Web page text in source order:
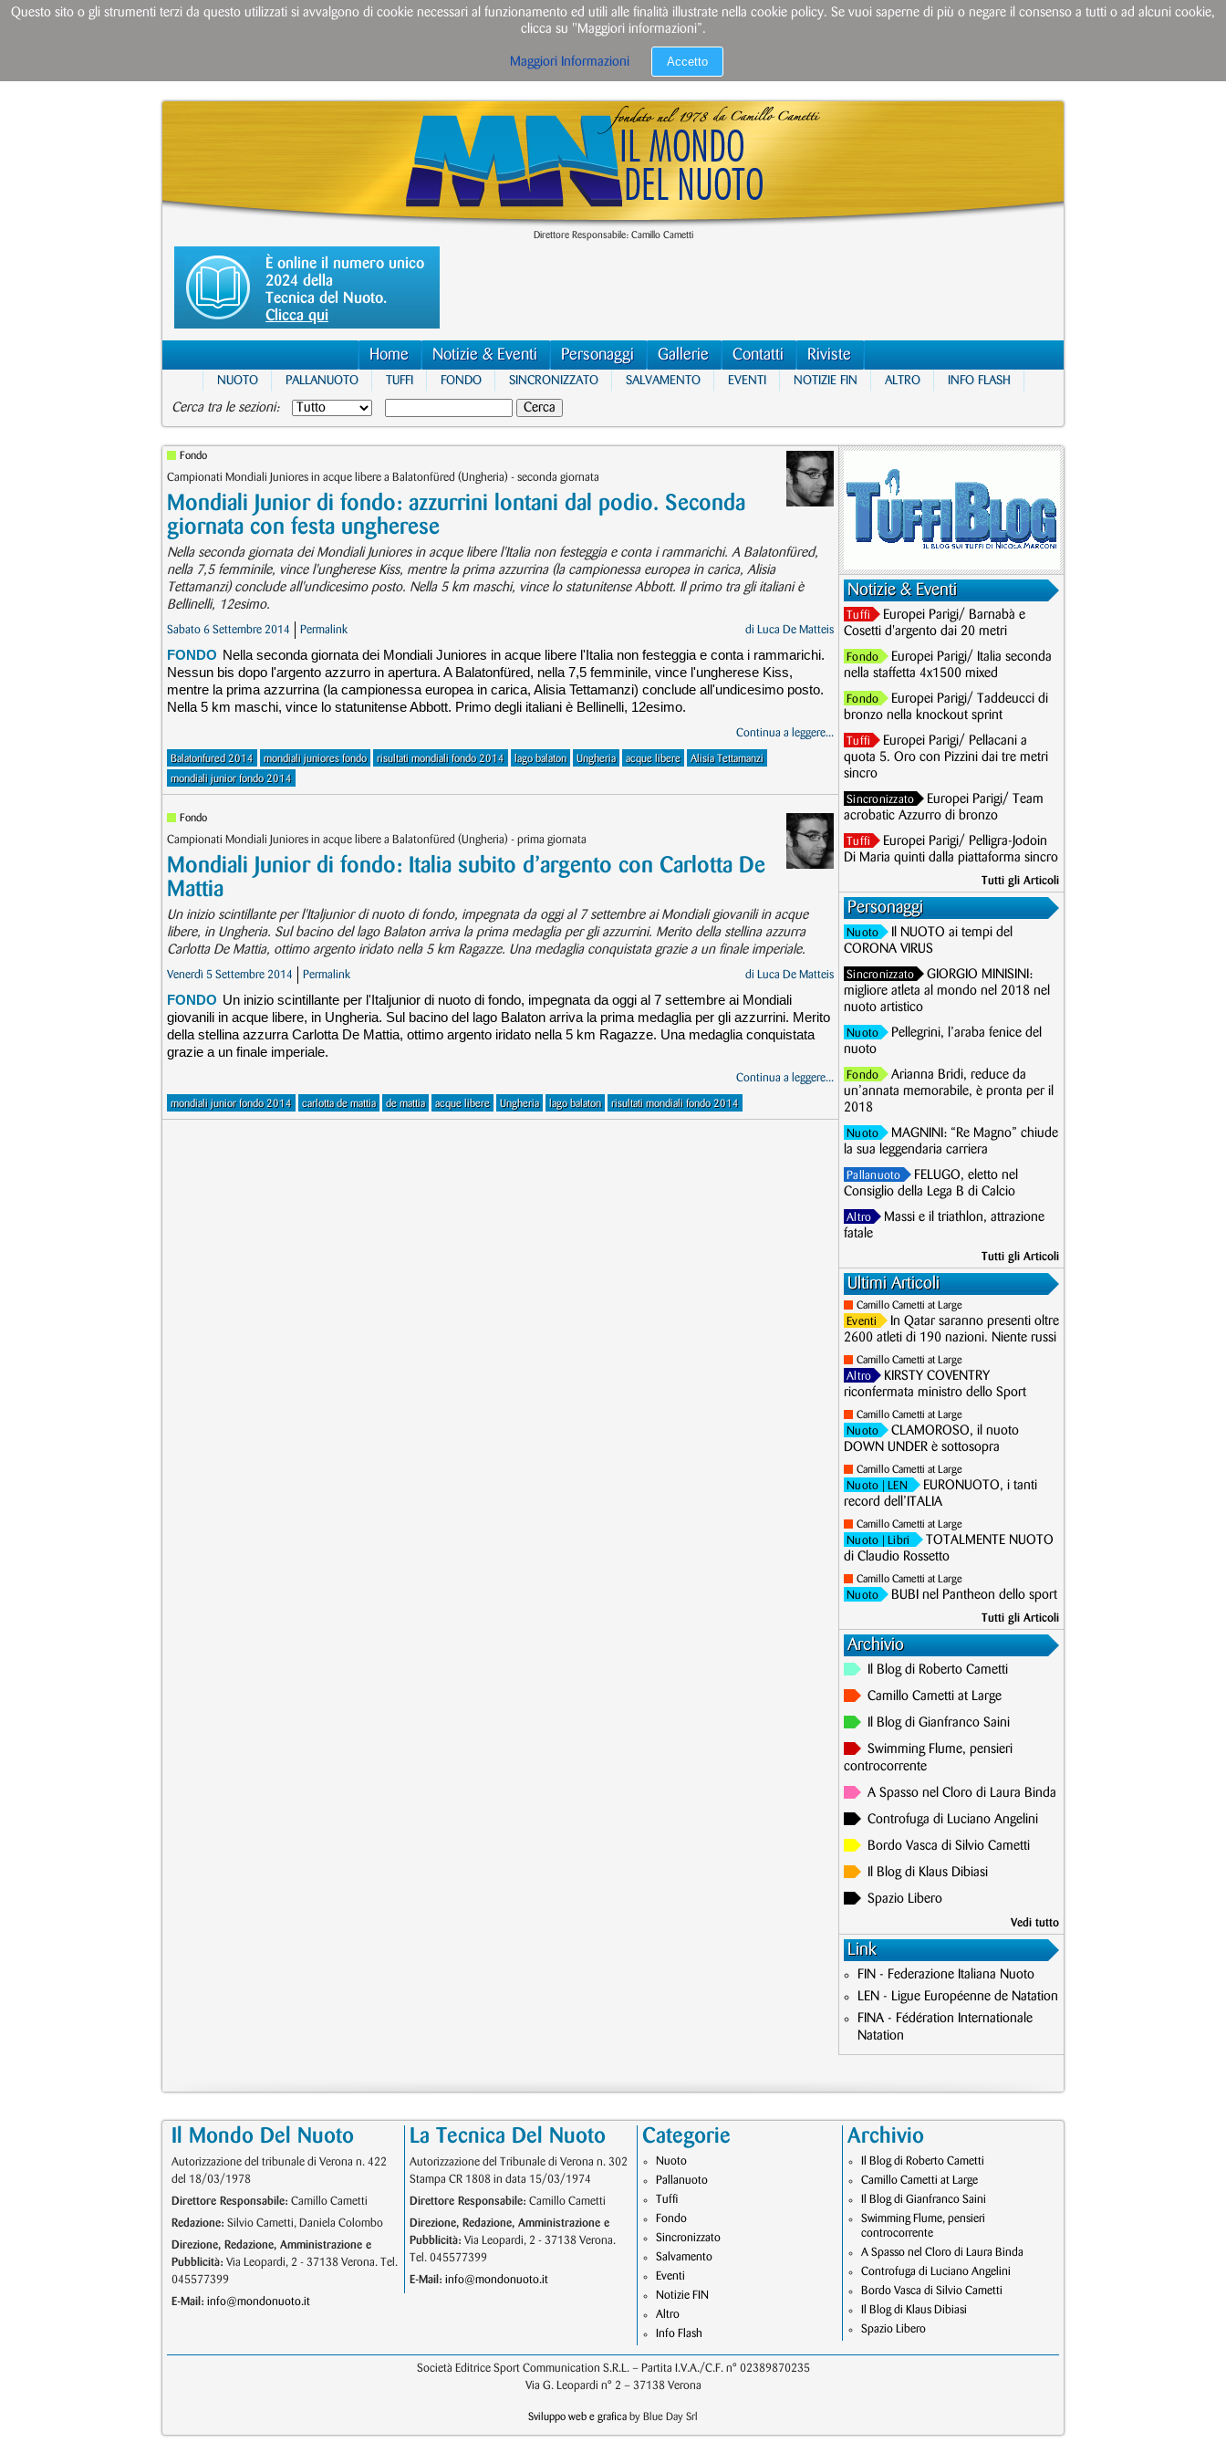
Direttore Responsabile: Camillo Cametti
È online il numero unico
2024 della
Tecnica del Nuoto.
Clicca qui
Home Notizie & Eventi Personaggi Gallerie Contatti Riviste
NUOTO PALLANUOTO TUFFI FONDO SINCRONIZZATO SALVAMENTO EVENTI NOTIZIE FIN ALTRO INFO FLASH
Cerca tra le sezioni:
Fondo
Campionati Mondiali Juniores in acque libere a Balatonfüred (Ungheria) - seconda giornata
Mondiali Junior di fondo: azzurrini lontani dal podio. Seconda
giornata con festa ungherese
Nella seconda giornata dei Mondiali Juniores in acque libere l'Italia non festeggia e conta i rammarichi. A Balatonfüred,
nella 7,5 femminile, vince l'ungherese Kiss, mentre la prima azzurrina (la campionessa europea in carica, Alisia
Tettamanzi) conclude all'undicesimo posto. Nella 5 km maschi, vince lo statunitense Abbott. Il primo tra gli italiani è
Bellinelli, 12esimo.
Sabato 6 Settembre 2014 Permalink di Luca De Matteis
FONDO Nella seconda giornata dei Mondiali Juniores in acque libere l'Italia non festeggia e conta i rammarichi.
Nessun bis dopo l'argento azzurro in apertura. A Balatonfüred, nella 7,5 femminile, vince l'ungherese Kiss,
mentre la prima azzurrina (la campionessa europea in carica, Alisia Tettamanzi) conclude all'undicesimo posto.
Nella 5 km maschi, vince lo statunitense Abbott. Primo degli italiani è Bellinelli, 12esimo.
Continua a leggere...
Balatonfured 2014 mondiali juniores fondo risultati mondiali fondo 2014 lago balaton Ungheria acque libere
Alisia Tettamanzi
mondiali junior fondo 2014
Fondo
Campionati Mondiali Juniores in acque libere a Balatonfüred (Ungheria) - prima giornata
Mondiali Junior di fondo: Italia subito d’argento con Carlotta De
Mattia
Un inizio scintillante per l'Italjunior di nuoto di fondo, impegnata da oggi al 7 settembre ai Mondiali giovanili in acque
libere, in Ungheria. Sul bacino del lago Balaton arriva la prima medaglia per gli azzurrini. Merito della stellina azzurra
Carlotta De Mattia, ottimo argento iridato nella 5 km Ragazze. Una medaglia conquistata grazie a un finale imperiale.
Venerdì 5 Settembre 2014 Permalink di Luca De Matteis
FONDO Un inizio scintillante per l'Italjunior di nuoto di fondo, impegnata da oggi al 7 settembre ai Mondiali
giovanili in acque libere, in Ungheria. Sul bacino del lago Balaton arriva la prima medaglia per gli azzurrini. Merito
della stellina azzurra Carlotta De Mattia, ottimo argento iridato nella 5 km Ragazze. Una medaglia conquistata
grazie a un finale imperiale.
Continua a leggere...
mondiali junior fondo 2014 carlotta de mattia de mattia acque libere Ungheria lago balaton risultati mondiali fondo 2014
Notizie & Eventi
Tuffi
Europei Parigi/ Barnabà e
Cosetti d'argento dai 20 metri
Fondo
Europei Parigi/ Italia seconda
nella staffetta 4x1500 mixed
Fondo
Europei Parigi/ Taddeucci di
bronzo nella knockout sprint
Tuffi
Europei Parigi/ Pellacani a
quota 5. Oro con Pizzini dai tre metri
sincro
Sincronizzato
Europei Parigi/ Team
acrobatic Azzurro di bronzo
Tuffi
Europei Parigi/ Pelligra-Jodoin
Di Maria quinti dalla piattaforma sincro
Tutti gli Articoli
Personaggi
Nuoto
Il NUOTO ai tempi del
CORONA VIRUS
Sincronizzato
GIORGIO MINISINI:
migliore atleta al mondo nel 2018 nel
nuoto artistico
Nuoto
Pellegrini, l’araba fenice del
nuoto
Fondo
Arianna Bridi, reduce da
un’annata memorabile, è pronta per il
2018
Nuoto
MAGNINI: “Re Magno” chiude
la sua leggendaria carriera
Pallanuoto
FELUGO, eletto nel
Consiglio della Lega B di Calcio
Altro
Massi e il triathlon, attrazione
fatale
Tutti gli Articoli
Ultimi Articoli
Camillo Cametti at Large
Eventi
In Qatar saranno presenti oltre
2600 atleti di 190 nazioni. Niente russi
Camillo Cametti at Large
Altro
KIRSTY COVENTRY
riconfermata ministro dello Sport
Camillo Cametti at Large
Nuoto
CLAMOROSO, il nuoto
DOWN UNDER è sottosopra
Camillo Cametti at Large
Nuoto | LEN
EURONUOTO, i tanti
record dell’ITALIA
Camillo Cametti at Large
Nuoto | Libri
TOTALMENTE NUOTO
di Claudio Rossetto
Camillo Cametti at Large
Nuoto BUBI nel Pantheon dello sport
Tutti gli Articoli
Archivio
Il Blog di Roberto Cametti
Camillo Cametti at Large
Il Blog di Gianfranco Saini
Swimming Flume, pensieri
controcorrente
A Spasso nel Cloro di Laura Binda
Controfuga di Luciano Angelini
Bordo Vasca di Silvio Cametti
Il Blog di Klaus Dibiasi
Spazio Libero
Vedi tutto
Link
FIN - Federazione Italiana Nuoto
LEN - Ligue Européenne de Natation
FINA - Fédération Internationale
Natation
Il Mondo Del Nuoto
Autorizzazione del tribunale di Verona n. 422
del 18/03/1978
Direttore Responsabile: Camillo Cametti
Redazione: Silvio Cametti, Daniela Colombo
Direzione, Redazione, Amministrazione e
Pubblicità: Via Leopardi, 2 - 37138 Verona. Tel.
045577399
E-Mail: info@mondonuoto.it
La Tecnica Del Nuoto
Autorizzazione del Tribunale di Verona n. 302
Stampa CR 1808 in data 15/03/1974
Direttore Responsabile: Camillo Cametti
Direzione, Redazione, Amministrazione e
Pubblicità: Via Leopardi, 2 - 37138 Verona.
Tel. 045577399
E-Mail: info@mondonuoto.it
Categorie
Nuoto
Pallanuoto
Tuffi
Fondo
Sincronizzato
Salvamento
Eventi
Notizie FIN
Altro
Info Flash
Archivio
Il Blog di Roberto Cametti
Camillo Cametti at Large
Il Blog di Gianfranco Saini
Swimming Flume, pensieri
controcorrente
A Spasso nel Cloro di Laura Binda
Controfuga di Luciano Angelini
Bordo Vasca di Silvio Cametti
Il Blog di Klaus Dibiasi
Spazio Libero
Società Editrice Sport Communication S.R.L. – Partita I.V.A./C.F. n° 02389870235
Via G. Leopardi n° 2 – 37138 Verona
Sviluppo web e grafica by Blue Day Srl
Questo sito o gli strumenti terzi da questo utilizzati si avvalgono di cookie necessari al funzionamento ed utili alle finalità illustrate nella cookie policy. Se vuoi saperne di più o negare il consenso a tutti o ad alcuni cookie,
clicca su "Maggiori informazioni”.
Maggiori Informazioni Accetto